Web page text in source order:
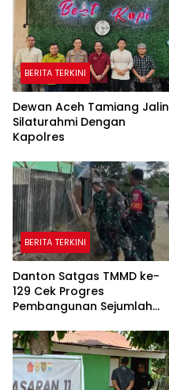
BERITA TERKINI
Dewan Aceh Tamiang Jalin
Silaturahmi Dengan
Kapolres
BERITA TERKINI
Danton Satgas TMMD ke-
129 Cek Progres
Pembangunan Sejumlah